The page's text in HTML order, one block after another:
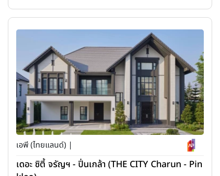
เอพี (ไทยแลนด์) |
เดอะ ซิตี้ จรัญฯ - ปิ่นเกล้า (THE CITY Charun - Pin